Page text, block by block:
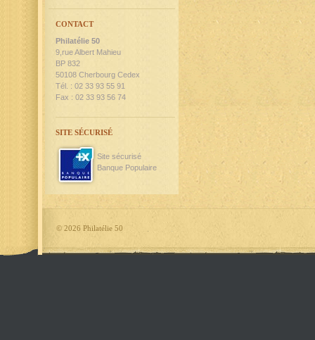
CONTACT
Philatélie 50
9,rue Albert Mahieu
BP 832
50108 Cherbourg Cedex
Tél. : 02 33 93 55 91
Fax : 02 33 93 56 74
SITE SÉCURISÉ
Site sécurisé
Banque Populaire
© 2026 Philatélie 50